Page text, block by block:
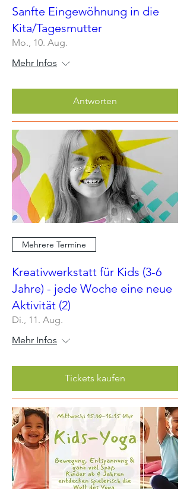
Sanfte Eingewöhnung in die
Kita/Tagesmutter
Mo., 10. Aug.
Mehr Infos
Antworten
Mehrere Termine
Kreativwerkstatt für Kids (3-6
Jahre) - jede Woche eine neue
Aktivität (2)
Di., 11. Aug.
Mehr Infos
Tickets kaufen